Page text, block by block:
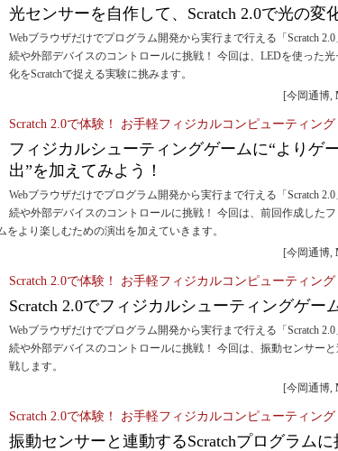
光センサーを自作して、Scratch 2.0で光の変
Webブラウザだけでプログラム開発から実行まで行える「Scratch
続や外部デバイスのコントロールに挑戦！ 今回は、LEDを使った
化をScratchで捉える実験に挑みます。
[今岡通博,
Scratch 2.0で体験！ お手軽フィジカルコンピューティング
フィジカルシューティングゲームに“よりゲ
出”を加えてみよう！
Webブラウザだけでプログラム開発から実行まで行える「Scratch
続や外部デバイスのコントロールに挑戦！ 今回は、前回作成した
をより楽しむための演出を加えていきます。
[今岡通博,
Scratch 2.0で体験！ お手軽フィジカルコンピューティング
Scratch 2.0でフィジカルシューティングゲー
Webブラウザだけでプログラム開発から実行まで行える「Scratch
続や外部デバイスのコントロールに挑戦！ 今回は、振動センサー
戦します。
[今岡通博,
Scratch 2.0で体験！ お手軽フィジカルコンピューティング
振動センサーと連動するScratchプログラム